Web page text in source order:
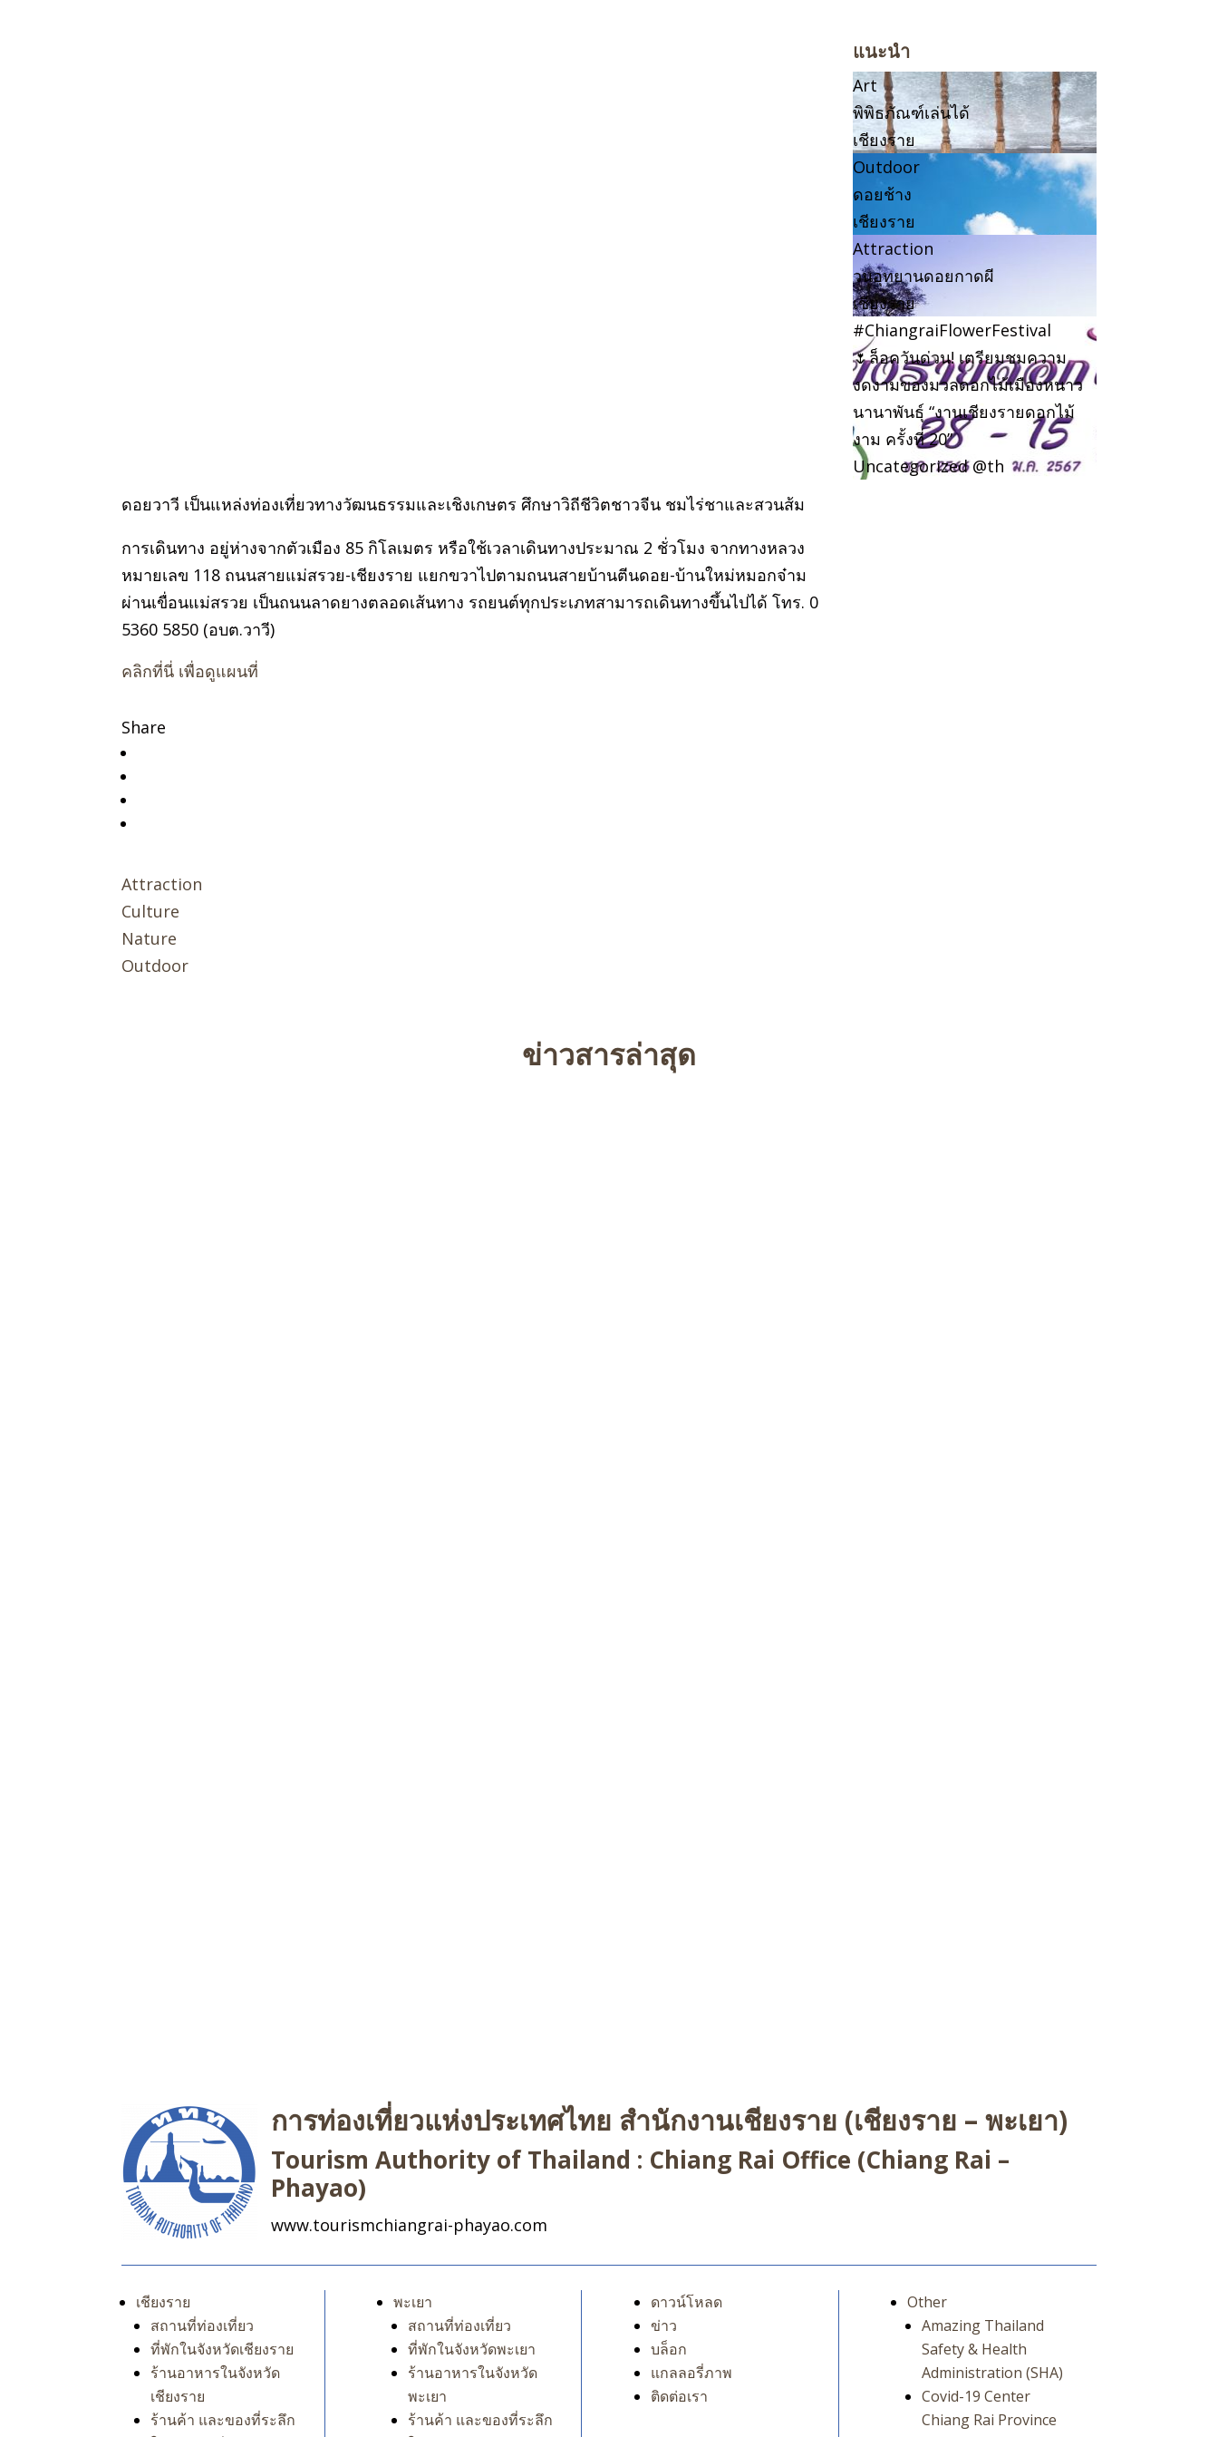
ดอยวาวี เป็นแหล่งท่องเที่ยวทางวัฒนธรรมและเชิงเกษตร ศึกษาวิถีชีวิตชาวจีน ชมไร่ชาและสวนส้ม
การเดินทาง อยู่ห่างจากตัวเมือง 85 กิโลเมตร หรือใช้เวลาเดินทางประมาณ 2 ชั่วโมง จากทางหลวง
หมายเลข 118 ถนนสายแม่สรวย-เชียงราย แยกขวาไปตามถนนสายบ้านตีนดอย-บ้านใหม่หมอกจ๋าม
ผ่านเขื่อนแม่สรวย เป็นถนนลาดยางตลอดเส้นทาง รถยนต์ทุกประเภทสามารถเดินทางขึ้นไปได้ โทร. 0
5360 5850 (อบต.วาวี)
คลิกที่นี่ เพื่อดูแผนที่
Share
Attraction
Culture
Nature
Outdoor
แนะนำ
Art
พิพิธภัณฑ์เล่นได้
เชียงราย
Outdoor
ดอยช้าง
เชียงราย
Attraction
วนอุทยานดอยกาดผี
เชียงราย
#ChiangraiFlowerFestival
🌷ล็อควันด่วน! เตรียมชมความ
งดงามของมวลดอกไม้เมืองหนาว
นานาพันธุ์ “งานเชียงรายดอกไม้
งาม ครั้งที่ 20”
Uncategorized @th
ข่าวสารล่าสุด
การท่องเที่ยวแห่งประเทศไทย สำนักงานเชียงราย (เชียงราย – พะเยา)
Tourism Authority of Thailand : Chiang Rai Office (Chiang Rai –
Phayao)
www.tourismchiangrai-phayao.com
เชียงราย
สถานที่ท่องเที่ยว
ที่พักในจังหวัดเชียงราย
ร้านอาหารในจังหวัด
เชียงราย
ร้านค้า และของที่ระลึก
พะเยา
สถานที่ท่องเที่ยว
ที่พักในจังหวัดพะเยา
ร้านอาหารในจังหวัด
พะเยา
ร้านค้า และของที่ระลึก
ดาวน์โหลด
ข่าว
บล็อก
แกลลอรี่ภาพ
ติดต่อเรา
Other
Amazing Thailand
Safety & Health
Administration (SHA)
Covid-19 Center
Chiang Rai Province